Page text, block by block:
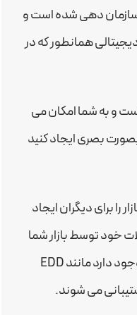
دهی شده است و
همانطور که در
است و به شما امکان می
بصری ایجاد کنید
را برای دیگران ایجاد
خود توسط بازار شما
بپردازند. برنامه های محبوب دیگری وجود دارد مانند EDD